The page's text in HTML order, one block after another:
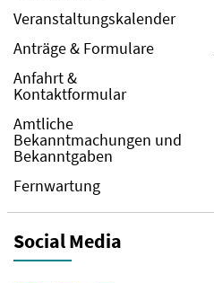
Veranstaltungskalender
Anträge & Formulare
Anfahrt &
Kontaktformular
Amtliche
Bekanntmachungen und
Bekanntgaben
Fernwartung
Social Media